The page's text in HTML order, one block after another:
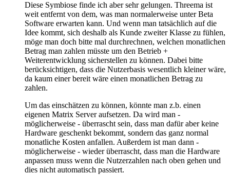
Diese Symbiose finde ich aber sehr gelungen. Threema ist
weit entfernt von dem, was man normalerweise unter Beta
Software erwarten kann. Und wenn man tatsächlich auf die
Idee kommt, sich deshalb als Kunde zweiter Klasse zu fühlen,
möge man doch bitte mal durchrechnen, welchen monatlichen
Betrag man zahlen müsste um den Betrieb +
Weiterentwicklung sicherstellen zu können. Dabei bitte
berücksichtigen, dass die Nutzerbasis wesentlich kleiner wäre,
da kaum einer bereit wäre einen monatlichen Betrag zu
zahlen.
Um das einschätzen zu können, könnte man z.b. einen
eigenen Matrix Server aufsetzen. Da wird man -
möglicherweise - überrascht sein, dass man dafür aber keine
Hardware geschenkt bekommt, sondern das ganz normal
monatliche Kosten anfallen. Außerdem ist man dann -
möglicherweise - wieder überrascht, dass man die Hardware
anpassen muss wenn die Nutzerzahlen nach oben gehen und
dies nicht automatisch passiert.